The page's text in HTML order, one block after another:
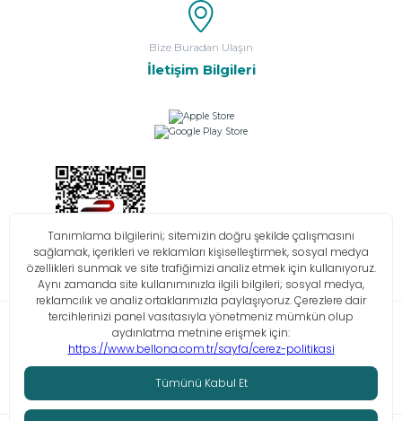
Bize Buradan Ulaşın
İletişim Bilgileri
Bilgi Toplumu Hizmetleri KVKK Çerez Politikası İşlem Rehberi